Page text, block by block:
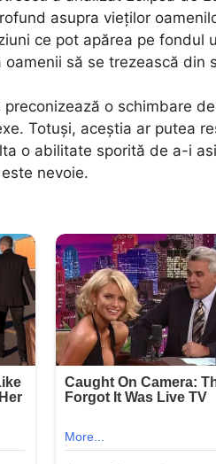
asupra vieților
ce pot apărea pe fondul
să se trezească din
o schimbare
Totuși, aceștia ar putea
o abilitate sporită de a-i
nevoie.